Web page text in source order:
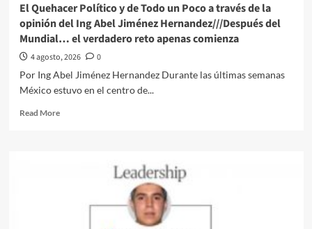
El Quehacer Político y de Todo un Poco a través de la
opinión del Ing Abel Jiménez Hernandez///Después del
Mundial… el verdadero reto apenas comienza
4 agosto, 2026
0
Por Ing Abel Jiménez Hernandez Durante las últimas semanas
México estuvo en el centro de...
Read MoreRead